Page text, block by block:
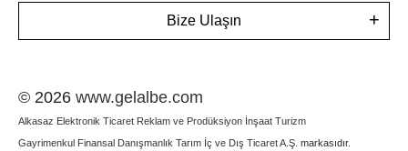
Bize Ulaşın
© 2026 www.gelalbe.com
Alkasaz Elektronik Ticaret Reklam ve Prodüksiyon İnşaat Turizm
Gayrimenkul Finansal Danışmanlık Tarım İç ve Dış Ticaret A.Ş. markasıdır.